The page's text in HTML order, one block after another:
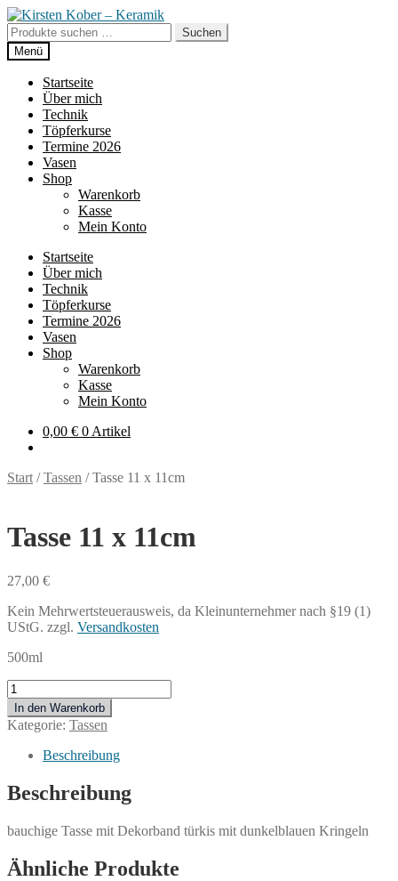
Zur
Navigation
springen
Zum
Inhalt
springen
Suche
nach:
Suchen
Menü
Startseite
Über mich
Technik
Töpferkurse
Termine 2026
Vasen
Shop
Warenkorb
Kasse
Mein Konto
Startseite
Über mich
Technik
Töpferkurse
Termine 2026
Vasen
Shop
Warenkorb
Kasse
Mein Konto
0,00 € 0 Artikel
Start /Tassen /Tasse 11 x 11cm
Tasse 11 x 11cm
27,00 €
Kein Mehrwertsteuerausweis, da Kleinunternehmer nach §19 (1)
UStG. zzgl. Versandkosten
500ml
Tasse
11
x
11cm
Menge
In den Warenkorb
Kategorie: Tassen
Beschreibung
Beschreibung
bauchige Tasse mit Dekorband türkis mit dunkelblauen Kringeln
Ähnliche Produkte